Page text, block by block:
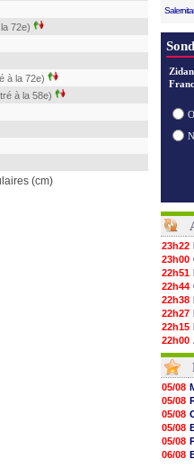
72e)
à la 72e)
à la 58e)
(cm)
23h22
23h00
22h51
22h44
22h38
22h27
22h15
22h00
21h48
21h39
21h26
21h05
20h47
20h30
20h18
20h04
19h47
05/08
05/08
05/08
05/08
05/08
06/08